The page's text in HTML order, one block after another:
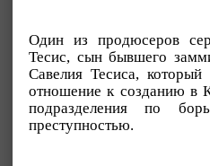
Один из продюсеров
Тесис, сын бывшего
Савелия Тесиса,
отношение к созданию в
подразделения по
преступностью.